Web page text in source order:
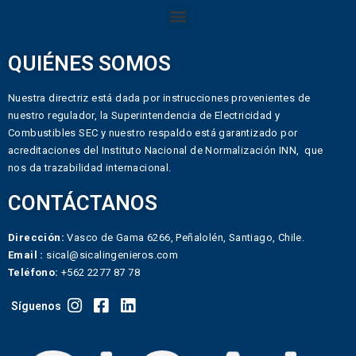
QUIÉNES SOMOS
Nuestra directriz está dada por instrucciones provenientes de
nuestro regulador, la Superintendencia de Electricidad y
Combustibles SEC y nuestro respaldo está garantizado por
acreditaciones del Instituto Nacional de Normalización INN, que
nos da trazabilidad internacional.
CONTÁCTANOS
Dirección:Vasco de Gama 6266, Peñalolén, Santiago, Chile.
Email : sical@sicalingenieros.com
Teléfono: +562 2277 87 78
Síguenos